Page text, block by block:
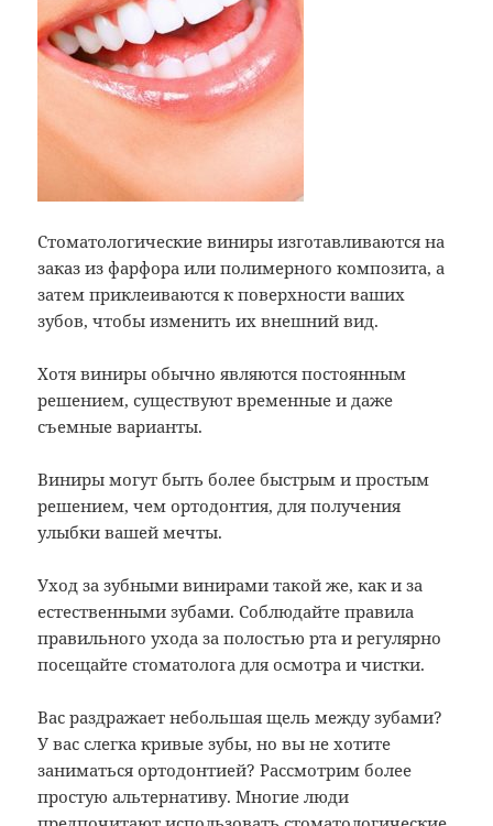
Стоматологические виниры изготавливаются на
заказ из фарфора или полимерного композита, а
затем приклеиваются к поверхности ваших
зубов, чтобы изменить их внешний вид.
Хотя виниры обычно являются постоянным
решением, существуют временные и даже
съемные варианты.
Виниры могут быть более быстрым и простым
решением, чем ортодонтия, для получения
улыбки вашей мечты.
Уход за зубными винирами такой же, как и за
естественными зубами. Соблюдайте правила
правильного ухода за полостью рта и регулярно
посещайте стоматолога для осмотра и чистки.
Вас раздражает небольшая щель между зубами?
У вас слегка кривые зубы, но вы не хотите
заниматься ортодонтией? Рассмотрим более
простую альтернативу. Многие люди